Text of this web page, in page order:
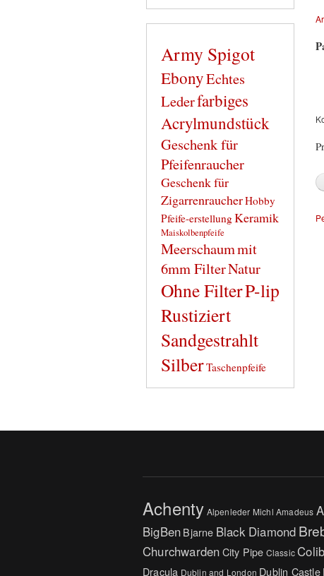
Army Spigot
EbonyEchtes
Lederfarbiges
Acrylmundstück
Geschenk für
Pfeifenraucher
Geschenk für
ZigarrenraucherHobby
Pfeife-erstellungKeramik
Maiskolbenpfeife
Meerschaummit
6mm FilterNatur
Ohne FilterP-lip
Rustiziert
Sandgestrahlt
SilberTaschenpfeife
Achenty Alpenleder Michl Amadeus
BigBenBjarne Black Diamond
ChurchwardenCity Pipe Classic
Dracula Dublin and London Dublin Castle